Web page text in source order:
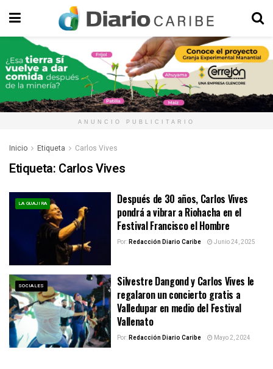
ANUNCIO PUBLICITARIO
Inicio Etiqueta Carlos Vives
Etiqueta: Carlos Vives
LA GUAJIRA
Después de 30 años, Carlos Vives
pondrá a vibrar a Riohacha en el
Festival Francisco el Hombre
Por:Redacción Diario Caribe Junio 24, 2025
SOCIALES
Silvestre Dangond y Carlos Vives le
regalaron un concierto gratis a
Valledupar en medio del Festival
Vallenato
Por:Redacción Diario Caribe Mayo 2, 2024